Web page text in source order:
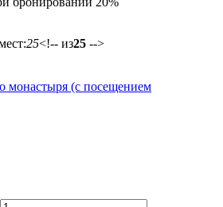
25<!-- из25 -->
монастыря (с посещением